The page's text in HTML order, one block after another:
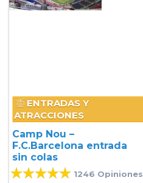
ENTRADAS Y
ATRACCIONES
Camp Nou –
F.C.Barcelona entrada
sin colas
1246 Opiniones